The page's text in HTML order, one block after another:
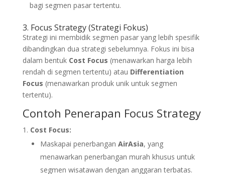
bagi segmen pasar tertentu.
3. Focus Strategy (Strategi Fokus)
Strategi ini membidik segmen pasar yang lebih spesifik
dibandingkan dua strategi sebelumnya. Fokus ini bisa
dalam bentuk Cost Focus (menawarkan harga lebih
rendah di segmen tertentu) atau Differentiation
Focus (menawarkan produk unik untuk segmen
tertentu).
Contoh Penerapan Focus Strategy
Cost Focus:
Maskapai penerbangan AirAsia, yang
menawarkan penerbangan murah khusus untuk
segmen wisatawan dengan anggaran terbatas.